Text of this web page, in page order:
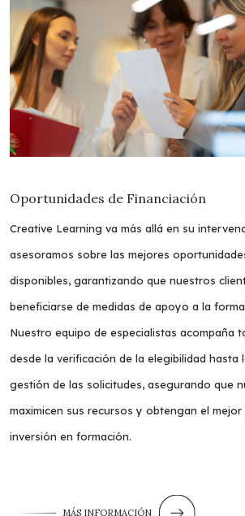
Oportunidades de Financiación
Creative Learning va más allá en su
asesoramos sobre las mejores
disponibles, garantizando que nuestros
beneficiarse de medidas de apoyo a la
Nuestro equipo de especialistas acompaña
desde la verificación de la elegibilidad hasta
gestión de las solicitudes, asegurando que
maximicen sus recursos y obtengan el
inversión en formación.
MÁS INFORMACIÓN